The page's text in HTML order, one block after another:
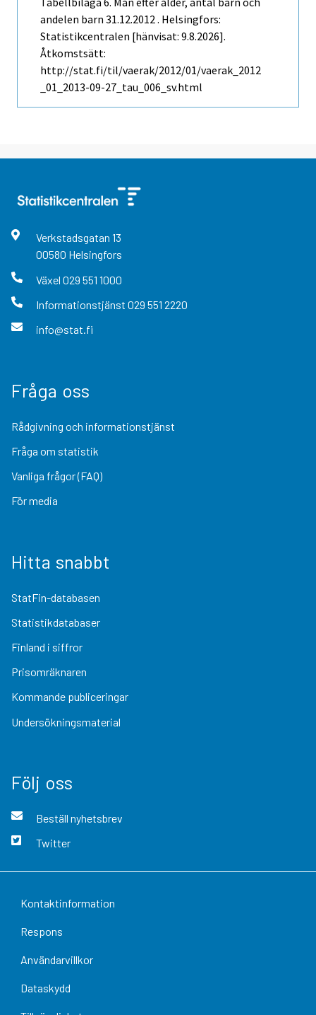
andelen barn 31.12.2012 . Helsingfors:
Statistikcentralen [hänvisat: 9.8.2026].
Åtkomstsätt:
http://stat.fi/til/vaerak/2012/01/vaerak_2012
_01_2013-09-27_tau_006_sv.html
Verkstadsgatan 13
00580 Helsingfors
Växel 029 551 1000
Informationstjänst 029 551 2220
info@stat.fi
Fråga oss
Rådgivning och informationstjänst
Fråga om statistik
Vanliga frågor (FAQ)
För media
Hitta snabbt
StatFin-databasen
Statistikdatabaser
Finland i siffror
Prisomräknaren
Kommande publiceringar
Undersökningsmaterial
Följ oss
Beställ nyhetsbrev
Twitter
Kontaktinformation
Respons
Användarvillkor
Dataskydd